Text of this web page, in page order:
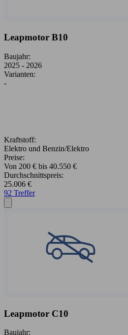
Leapmotor B10
Baujahr:
2025 - 2026
Varianten:
-
Kraftstoff:
Elektro und Benzin/Elektro
Preise:
Von 200 € bis 40.550 €
Durchschnittspreis:
25.006 €
92 Treffer
Leapmotor C10
Baujahr: